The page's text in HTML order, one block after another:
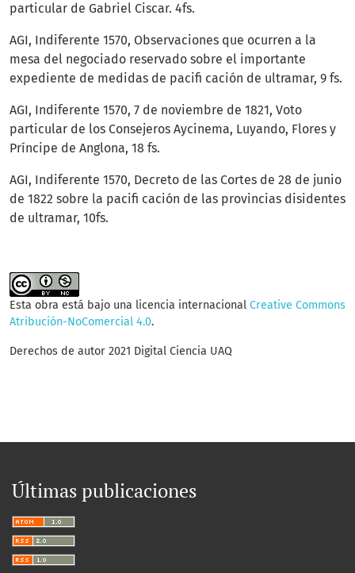
particular de Gabriel Ciscar. 4fs.
AGI, Indiferente 1570, Observaciones que ocurren a la
mesa del negociado reservado sobre el importante
expediente de medidas de pacifi cación de ultramar, 9 fs.
AGI, Indiferente 1570, 7 de noviembre de 1821, Voto
particular de los Consejeros Aycinema, Luyando, Flores y
Príncipe de Anglona, 18 fs.
AGI, Indiferente 1570, Decreto de las Cortes de 28 de junio
de 1822 sobre la pacifi cación de las provincias disidentes
de ultramar, 10fs.
Esta obra está bajo una licencia internacional Creative Commons
Atribución-NoComercial 4.0.
Derechos de autor 2021 Digital Ciencia UAQ
Últimas publicaciones